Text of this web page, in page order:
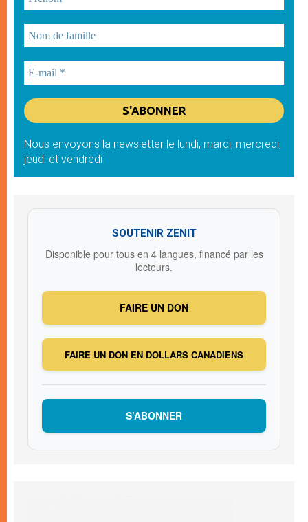
Nous envoyons la newsletter le lundi, mardi, mercredi,
jeudi et vendredi
SOUTENIR ZENIT
Disponible pour tous en 4 langues, financé par les
lecteurs.
FAIRE UN DON
FAIRE UN DON EN DOLLARS CANADIENS
S’ABONNER